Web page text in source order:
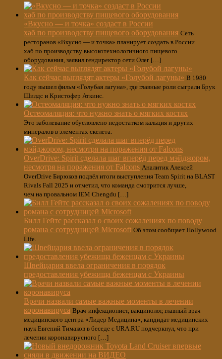
«Вкусно — и точка» создаст в России
хаб по производству пищевого оборудования Сеть
ресторанов «Вкусно — и точка» планирует создать в России
хаб по производству высокотехнологичного пищевого
оборудования, заявил гендиректор сети Олег […]
Как сейчас выглядят актеры «Голубой лагуны» В 1980
году вышел фильм «Голубая лагуна», где главные роли сыграли Брук
Шилдс и Кристофер Аткинс.
Остеомаляция: что нужно знать о мягких костях
Это заболевание обусловлено недостатком кальция и других
минералов в элементах скелета.
OverDrive: Spirit сделала шаг вперёд перед мэйджором,
несмотря на поражения от Falcons Аналитик Алексей
OverDrive Бирюков подвёл итоги выступления Team Spirit на BLAST
Rivals Fall 2025 и отметил, что команда смотрится лучше,
чем на провальном IEM Chengdu […]
Билл Гейтс рассказал о своих сожалениях по поводу
романа с сотрудницей Microsoft Об этом сообщает Hollywood
Life.
Швейцария ввела ограничения в порядок
предоставления убежища беженцам с Украины
Врачи назвали самые важные моменты в лечении
коронавируса Врач-инфекционист, вакцинолог, главный врач
медицинского центра «Лидер Медицина», кандидат медицинских
наук Евгений Тимаков в беседе с URA.RU подчеркнул, что при
лечении коронавирусного […]